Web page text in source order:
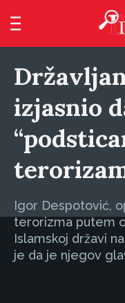
izjasnio
Igor Despotović,
terorizma putem
Islamskoj državi
je da je njegov